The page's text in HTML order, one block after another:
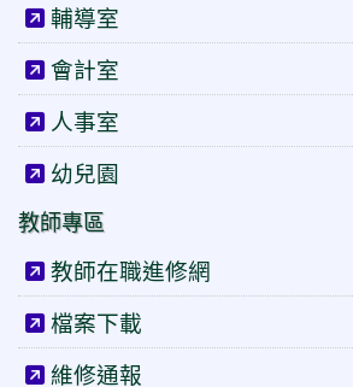
輔導室
會計室
人事室
幼兒園
教師專區
教師在職進修網
檔案下載
維修通報